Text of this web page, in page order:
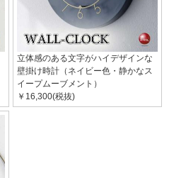
立体感のある文字がハイデザインな
壁掛け時計（ネイビー色・静かなス
イープムーブメント）
￥16,300(税抜)